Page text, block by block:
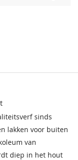
sinds
lakken voor buiten
van
diep in het hout